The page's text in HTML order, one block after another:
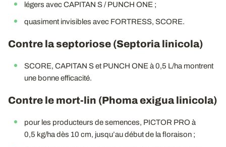
légers avec CAPITAN S / PUNCH ONE ;
quasiment invisibles avec FORTRESS, SCORE.
Contre la septoriose (Septoria linicola)
SCORE, CAPITAN S et PUNCH ONE à 0,5 L/ha montrent
une bonne efficacité.
Contre le mort-lin (Phoma exigua linicola)
pour les producteurs de semences, PICTOR PRO à
0,5 kg/ha dès 10 cm, jusqu’au début de la floraison ;